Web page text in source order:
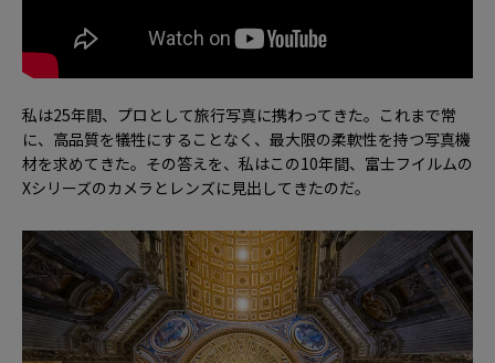
私は25年間、プロとして旅行写真に携わってきた。これまで常
に、高品質を犠牲にすることなく、最大限の柔軟性を持つ写真機
材を求めてきた。その答えを、私はこの10年間、富士フイルムの
Xシリーズのカメラとレンズに見出してきたのだ。